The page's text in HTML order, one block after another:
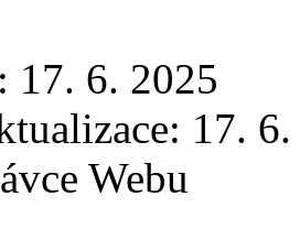
17. 6. 2025
17.
Webu